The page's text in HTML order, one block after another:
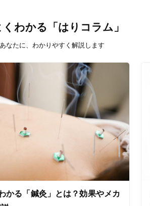
わかる「はりコラム」
なたに、わかりやすく解説します
かる「鍼灸」とは？効果やメカ